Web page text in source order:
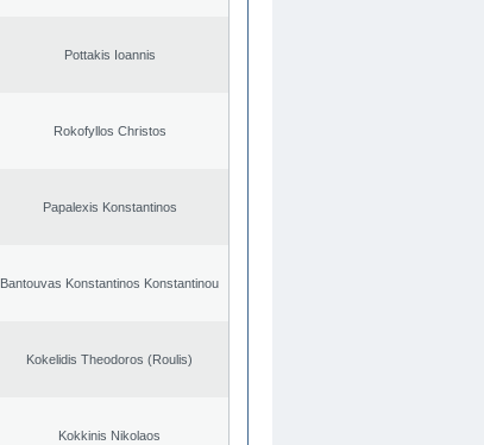
Pottakis Ioannis
Rokofyllos Christos
Papalexis Konstantinos
Bantouvas Konstantinos Konstantinou
Kokelidis Theodoros (Roulis)
Kokkinis Nikolaos